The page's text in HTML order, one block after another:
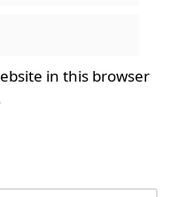
in this browser